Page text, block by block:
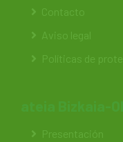
Contacto
Aviso legal
Políticas de
Presentación